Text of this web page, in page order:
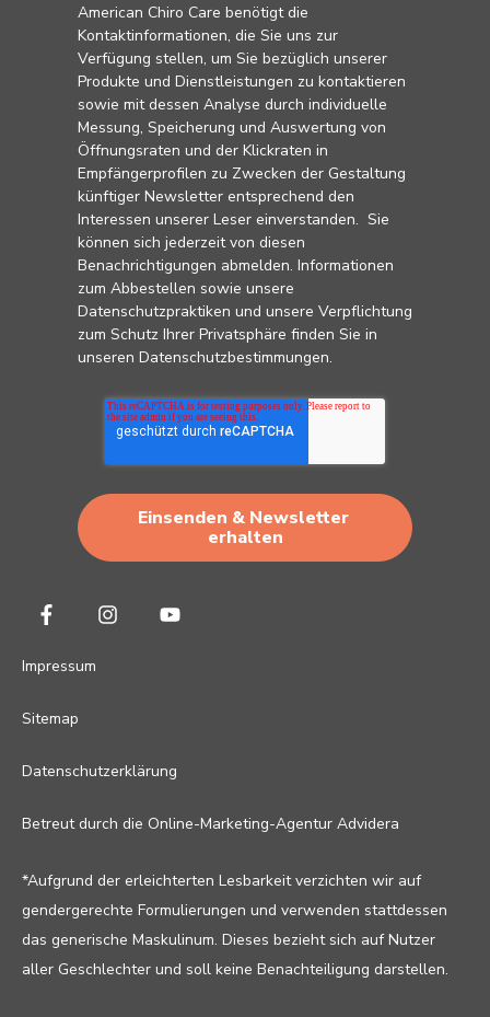
American Chiro Care benötigt die
Kontaktinformationen, die Sie uns zur
Verfügung stellen, um Sie bezüglich unserer
Produkte und Dienstleistungen zu kontaktieren
sowie mit dessen Analyse durch individuelle
Messung, Speicherung und Auswertung von
Öffnungsraten und der Klickraten in
Empfängerprofilen zu Zwecken der Gestaltung
künftiger Newsletter entsprechend den
Interessen unserer Leser einverstanden. Sie
können sich jederzeit von diesen
Benachrichtigungen abmelden. Informationen
zum Abbestellen sowie unsere
Datenschutzpraktiken und unsere Verpflichtung
zum Schutz Ihrer Privatsphäre finden Sie in
unseren Datenschutzbestimmungen.
Impressum
Sitemap
Datenschutzerklärung
Betreut durch die Online-Marketing-Agentur Advidera
*Aufgrund der erleichterten Lesbarkeit verzichten wir auf
gendergerechte Formulierungen und verwenden stattdessen
das generische Maskulinum. Dieses bezieht sich auf Nutzer
aller Geschlechter und soll keine Benachteiligung darstellen.